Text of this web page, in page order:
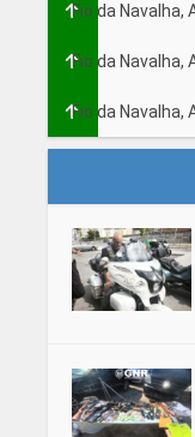
Fio da Navalha,
Fio da Navalha,
Fio da Navalha,